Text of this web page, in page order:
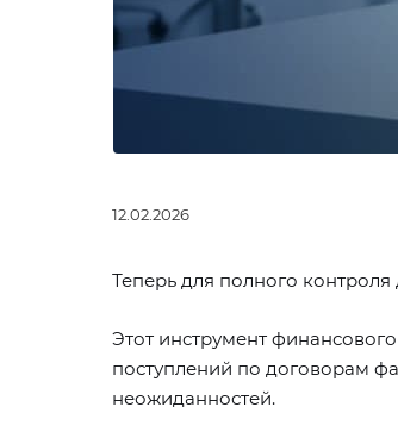
12.02.2026
Теперь для полного
Этот инструмент
поступлений по договорам
неожиданностей.